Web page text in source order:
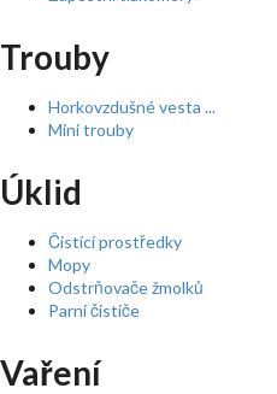
Trouby
Horkovzdušné vesta ...
Mini trouby
Úklid
Čistící prostředky
Mopy
Odstrňovače žmolků
Parní čističe
Vaření